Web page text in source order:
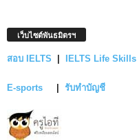
เว็บไซต์พันธมิตรฯ
สอบ IELTS IELTS Life Skills
E-sports รับทำบัญชี